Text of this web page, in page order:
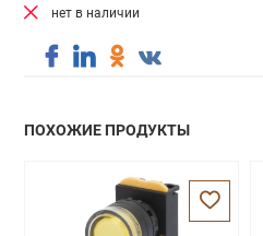
нет в наличии
ПОХОЖИЕ ПРОДУКТЫ